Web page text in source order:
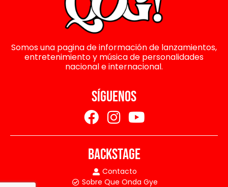
Somos una pagina de información de lanzamientos,
entretenimiento y música de personalidades
nacional e internacional.
SÍGUENOS
BACKSTAGE
Contacto
Sobre Que Onda Gye